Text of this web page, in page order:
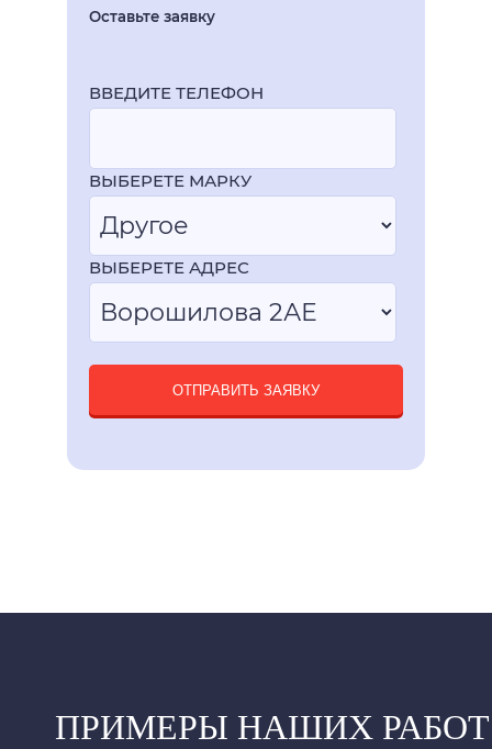
Оставьте заявку
ВВЕДИТЕ ТЕЛЕФОН
ВЫБЕРЕТЕ МАРКУ
ВЫБЕРЕТЕ АДРЕС
ОТПРАВИТЬ ЗАЯВКУ
ПРИМЕРЫ НАШИХ РАБОТ